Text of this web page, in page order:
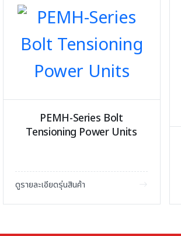
PEMH-Series Bolt
Tensioning Power Units
ดูรายละเอียดรุ่นสินค้า